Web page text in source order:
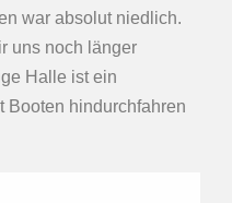
war absolut niedlich.
uns noch länger
Halle ist ein
Booten hindurchfahren